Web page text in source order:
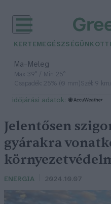
KERTEM EGÉSZSÉGÜNK
Ma– Meleg
Max 39° / Min 25°
Csapadék: 25% (0 mm)Szél: 9
időjárási adatok:
Jelentősen
gyárakra
ENERGIA 2024.10.07